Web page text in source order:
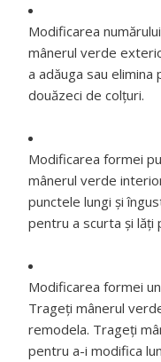
Modificarea
mânerul verde
a adăuga sau
douăzeci de colțuri.
Modificarea formei
mânerul verde
punctele lungi și
pentru a scurta și lăți
Modificarea formei
Trageți mânerul
remodela. Trageți
pentru a-i modifica